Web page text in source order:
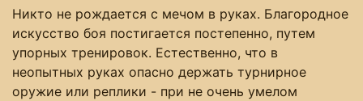
Никто не рождается с мечом в руках. Благородное
искусство боя постигается постепенно, путем
упорных тренировок. Естественно, что в
неопытных руках опасно держать турнирное
оружие или реплики - при не очень умелом